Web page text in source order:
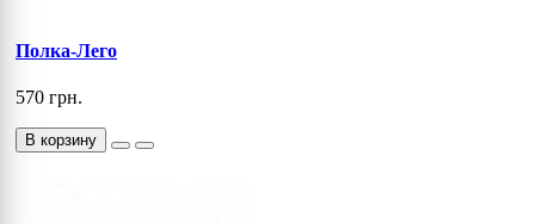
Полка-Лего
570 грн.
В корзину